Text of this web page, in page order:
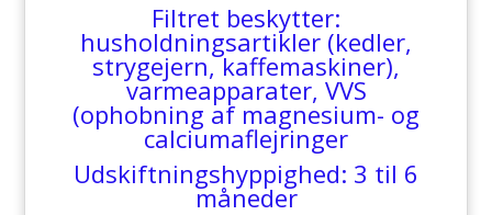
Filtret beskytter:
husholdningsartikler (kedler,
strygejern, kaffemaskiner),
varmeapparater, VVS
(ophobning af magnesium- og
calciumaflejringer
Udskiftningshyppighed: 3 til 6
måneder